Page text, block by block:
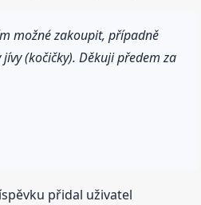
možné zakoupit, případně
(kočičky). Děkuji předem za
přidal uživatel